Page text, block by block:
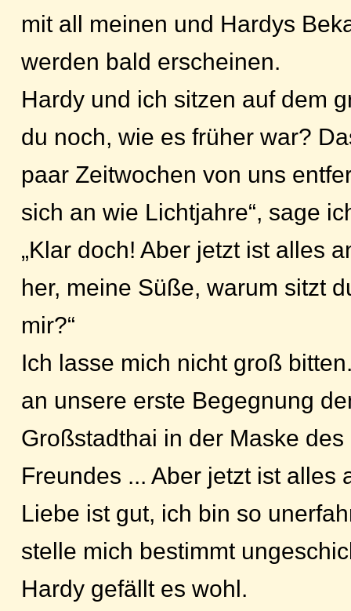
mit all meinen und Hardys
werden bald erscheinen.
Hardy und ich sitzen auf dem
du noch, wie es früher war?
paar Zeitwochen von uns
sich an wie Lichtjahre“, sage
„Klar doch! Aber jetzt ist alles
her, meine Süße, warum sitzt
mir?“
Ich lasse mich nicht groß
an unsere erste Begegnung
Großstadthai in der Maske
Freundes ... Aber jetzt ist alles
Liebe ist gut, ich bin so
stelle mich bestimmt
Hardy gefällt es wohl.